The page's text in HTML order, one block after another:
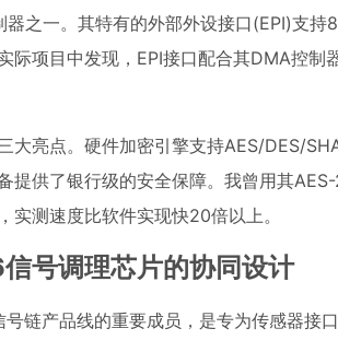
之一。其特有的外部外设接口(EPI)支
际项目中发现，EPI接口配合其DMA控制
大亮点。硬件加密引擎支持AES/DES/
提供了银行级的安全保障。我曾用其
实测速度比软件实现快20倍以上。
号调理芯片的协同设计
链产品线的重要成员，是专为传感器接